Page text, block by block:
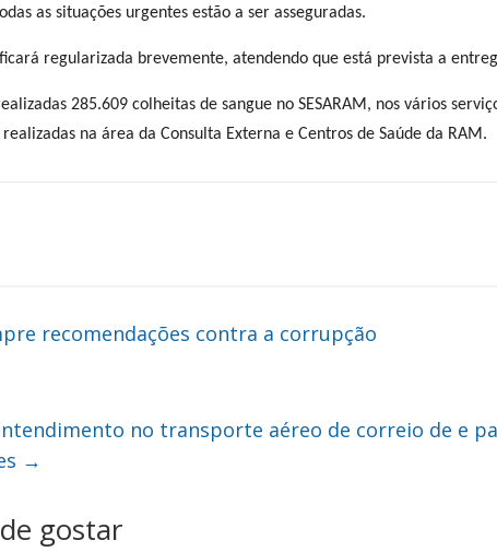
as situações urgentes estão a ser asseguradas.
regularizada brevemente, atendendo que está prevista a
285.609 colheitas de sangue no SESARAM, nos vários
na área da Consulta Externa e Centros de Saúde da RAM.
recomendações contra a corrupção
no transporte aéreo de correio de e
→
gostar